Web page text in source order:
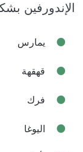
الإندورفين
يمارس
قهقهة
فرك
اليوغا